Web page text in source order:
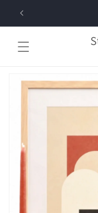
direttamente
informazioni